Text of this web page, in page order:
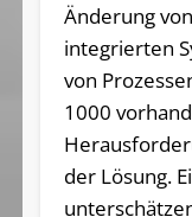
Änderung
integrierten
von
1000
der Lösung.